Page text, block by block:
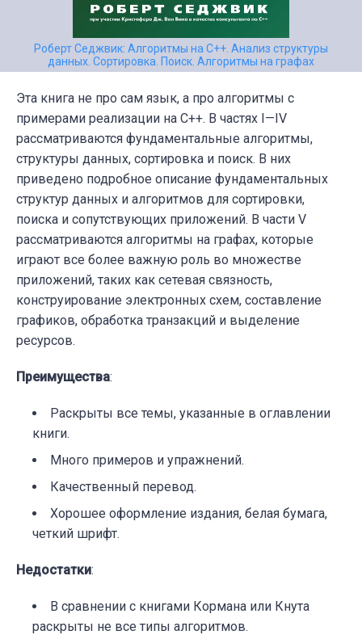
Роберт Седжвик: Алгоритмы на C++. Анализ структуры
данных. Сортировка. Поиск. Алгоритмы на графах
Эта книга не про сам язык, а про алгоритмы с
примерами реализации на С++. В частях I—IV
рассматриваются фундаментальные алгоритмы,
структуры данных, сортировка и поиск. В них
приведено подробное описание фундаментальных
структур данных и алгоритмов для сортировки,
поиска и сопутствующих приложений. В части V
рассматриваются алгоритмы на графах, которые
играют все более важную роль во множестве
приложений, таких как сетевая связность,
конструирование электронных схем, составление
графиков, обработка транзакций и выделение
ресурсов.
Преимущества:
Раскрыты все темы, указанные в оглавлении
книги.
Много примеров и упражнений.
Качественный перевод.
Хорошее оформление издания, белая бумага,
четкий шрифт.
Недостатки:
В сравнении с книгами Кормана или Кнута
раскрыты не все типы алгоритмов.